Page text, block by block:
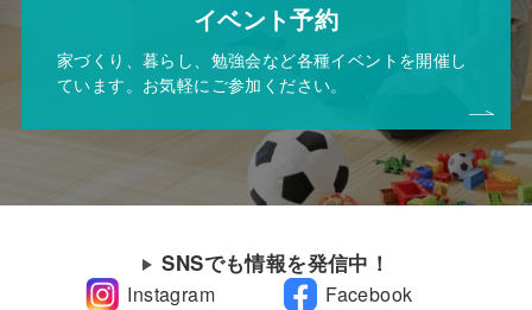
イベント予約
家づくり、暮らし、勉強会など各種イベントを開催し
ています。お気軽にご参加ください。
SNSでも情報を発信中！
Instagram
Facebook